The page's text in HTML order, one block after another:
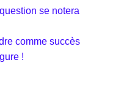
se notera
comme succès
!